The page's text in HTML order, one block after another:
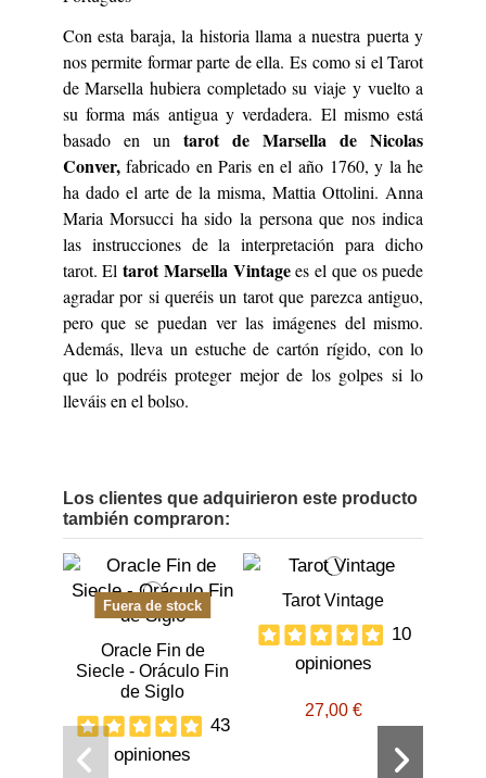
Con esta baraja, la historia llama a nuestra puerta y
nos permite formar parte de ella. Es como si el Tarot
de Marsella hubiera completado su viaje y vuelto a
su forma más antigua y verdadera. El mismo está
basado en un tarot de Marsella de Nicolas
Conver,fabricado en Paris en el año 1760, y la he
ha dado el arte de la misma, Mattia Ottolini. Anna
Maria Morsucci ha sido la persona que nos indica
las instrucciones de la interpretación para dicho
tarot. Eltarot Marsella Vintagees el que os puede
agradar por si queréis un tarot que parezca antiguo,
pero que se puedan ver las imágenes del mismo.
Además, lleva un estuche de cartón rígido, con lo
que lo podréis proteger mejor de los golpes si lo
lleváis en el bolso.
Los clientes que adquirieron este producto
también compraron:
Fuera de stock
Oracle Fin de
Siecle - Oráculo Fin
de Siglo
43
opiniones
Tarot Vintage
10
opiniones
27,00 €